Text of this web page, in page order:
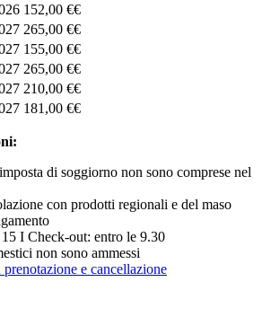
152,00 €€
265,00 €€
155,00 €€
265,00 €€
210,00 €€
181,00 €€
di soggiorno non sono comprese nel
con prodotti regionali e del maso
I Check-out: entro le 9.30
non sono ammessi
e cancellazione